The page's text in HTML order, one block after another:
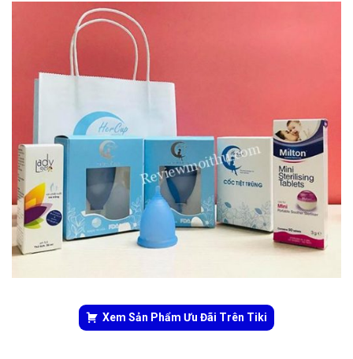
Xem Sản Phẩm Ưu Đãi Trên Tiki